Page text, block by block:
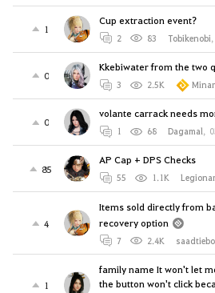
1
Cup extraction event?
2 83 Tobikenobi,
0
Kkebiwater from the two
3 2.5K
0
volante carrack needs
1 68 Dagamal,
85
AP Cap + DPS Checks
55 1.1K
4
Items sold directly from
recovery option
7 2.4K
1
family name It won't let
the button won't click